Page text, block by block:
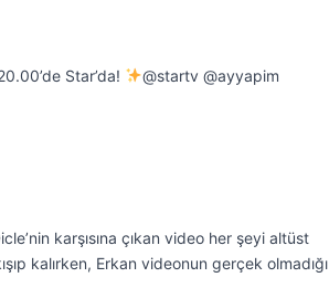
Star’da!
@startv @ayyapim
karşısına çıkan video her şeyi altüst
kalırken, Erkan videonun gerçek olmadığı